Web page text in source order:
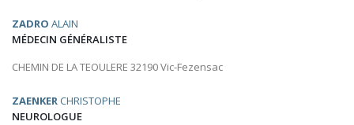
ZADRO ALAIN
MÉDECIN GÉNÉRALISTE
CHEMIN DE LA TEOULERE 32190 Vic-Fezensac
ZAENKER CHRISTOPHE
NEUROLOGUE